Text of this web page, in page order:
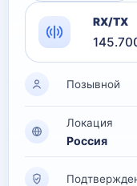
RX/TX
Позывной
Локация
Россия